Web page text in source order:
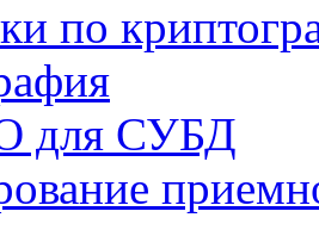
по
для СУБД